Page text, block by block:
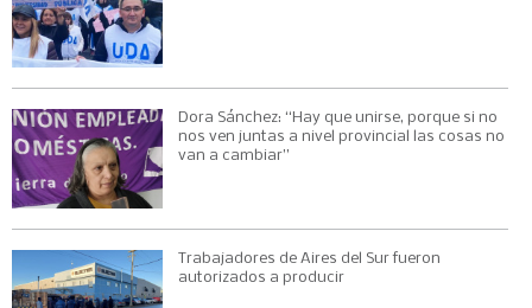
Dora Sánchez: “Hay que unirse, porque si no
nos ven juntas a nivel provincial las cosas no
van a cambiar”
Trabajadores de Aires del Sur fueron
autorizados a producir